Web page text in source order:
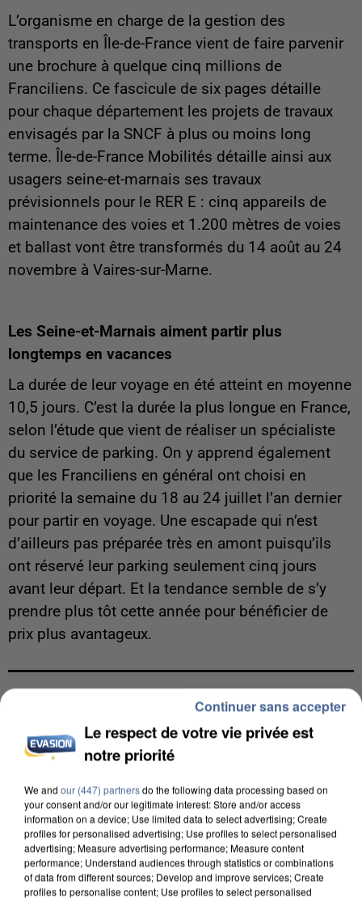
L’organisme en charge de la gestion des
transports en Île-de-France vient de faire parvenir
une brochure à quelque cinq millions de
Franciliens. Ce fascicule de six pages détaille
pour chaque département les projets de travaux
envisagés par la SNCF à plus ou moins long
terme. Île-de-France Mobilités détaille ainsi aux
usagers seine-et-marnais ses travaux
prévisionnels pour le RER E : cinq appareils de
maintenance des voies et 1.200 mètres de voies
et ballast vont être transformés du 14 août au 24
novembre à Vaires-sur-Marne.
Les Seine-et-Marnais aiment partir plus
longtemps en vacances
La durée de leur voyage en été atteint en moyenne
10,5 jours. C’est la durée la plus longue en France,
selon l’étude que vient de réaliser un spécialiste
du service de parking. On y apprend également
que les Franciliens en général ont choisi en
priorité la semaine du 18 au 24 juillet l’an dernier
pour partir en voyage. Une escapade qui n’est
d’ailleurs pas préparée très en amont puisqu’ils
ont réservé leur parking seulement cinq jours
avant leur départ. Et la tendance semble de s’y
prendre plus tôt cette année pour bénéficier de
prix plus avantageux.
LES ARTICLES LES PLUS VUS
Le respect de votre vie privée est
notre priorité
We and our (447) partnersdo the following data processing based on
your consent and/or our legitimate interest: Store and/or access
information on a device; Use limited data to select advertising; Create
profiles for personalised advertising; Use profiles to select personalised
advertising; Measure advertising performance; Measure content
performance; Understand audiences through statistics or combinations
of data from different sources; Develop and improve services; Create
profiles to personalise content; Use profiles to select personalised
Continuer sans accepter